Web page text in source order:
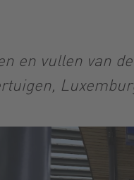
en vullen van